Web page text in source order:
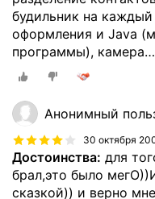
будильник на
оформления и Java
программы), камера…
Анонимный
30 октября
Достоинства: для
брал,это было
сказкой)) и верно